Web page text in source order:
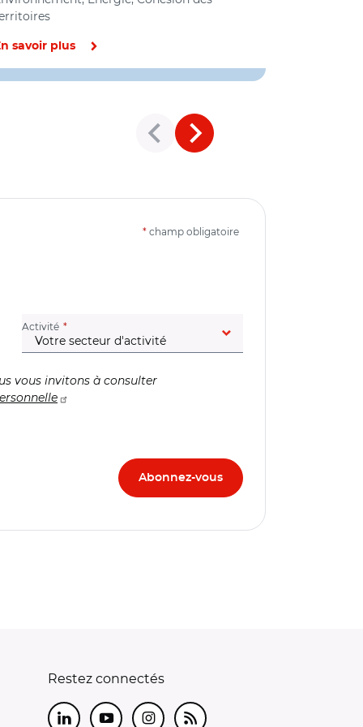
savoir plus
* champ obligatoire
Activité (champ obligatoire)
vous invitons à consulter
Restez connectés
LinkedInYoutubeInstagram
RSS